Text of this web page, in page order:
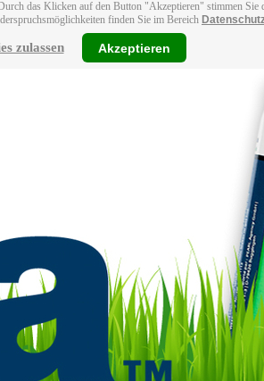
das Klicken auf den Button "Akzeptieren" stimmen
finden Sie im Bereich
zulassen Akzeptieren